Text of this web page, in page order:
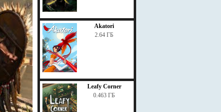
Akatori
2.64 ГБ
Leafy Corner
0.463 ГБ